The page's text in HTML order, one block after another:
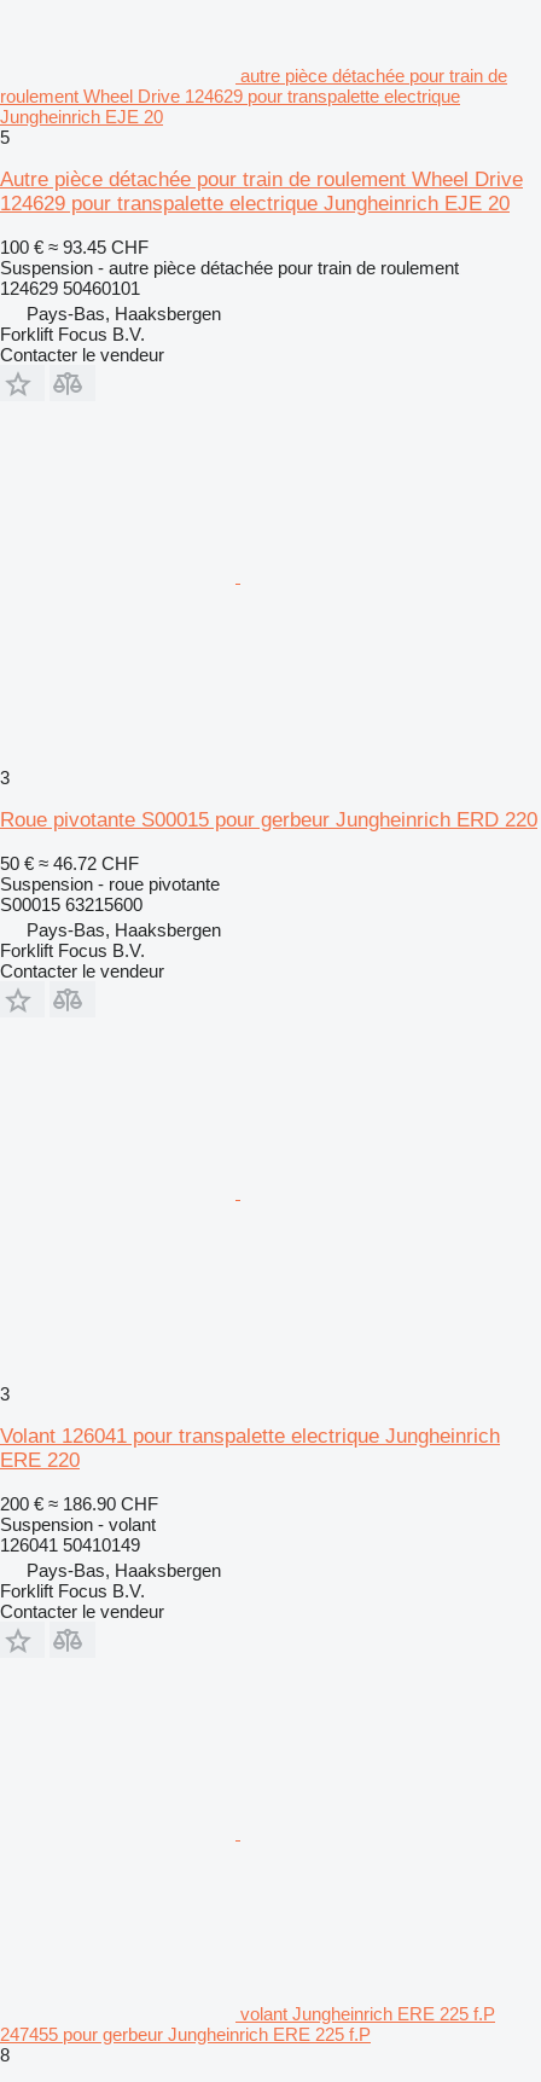
autre pièce détachée pour train de
roulement Wheel Drive 124629 pour transpalette electrique
Jungheinrich EJE 20
5
Autre pièce détachée pour train de roulement Wheel Drive
124629 pour transpalette electrique Jungheinrich EJE 20
100 € ≈ 93.45 CHF
Suspension - autre pièce détachée pour train de roulement
124629 50460101
Pays-Bas, Haaksbergen
Forklift Focus B.V.
Contacter le vendeur
3
Roue pivotante S00015 pour gerbeur Jungheinrich ERD 220
50 € ≈ 46.72 CHF
Suspension - roue pivotante
S00015 63215600
Pays-Bas, Haaksbergen
Forklift Focus B.V.
Contacter le vendeur
3
Volant 126041 pour transpalette electrique Jungheinrich
ERE 220
200 € ≈ 186.90 CHF
Suspension - volant
126041 50410149
Pays-Bas, Haaksbergen
Forklift Focus B.V.
Contacter le vendeur
volant Jungheinrich ERE 225 f.P
247455 pour gerbeur Jungheinrich ERE 225 f.P
8